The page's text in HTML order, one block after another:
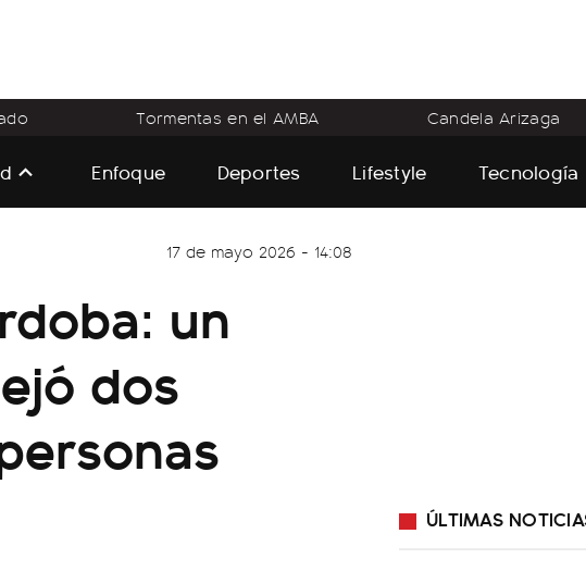
Tormentas en el AMBA Candela Arizaga
Enfoque Deportes Lifestyle Tecnología
17 de mayo 2026 - 14:08
un
dos
ÚLTIMAS